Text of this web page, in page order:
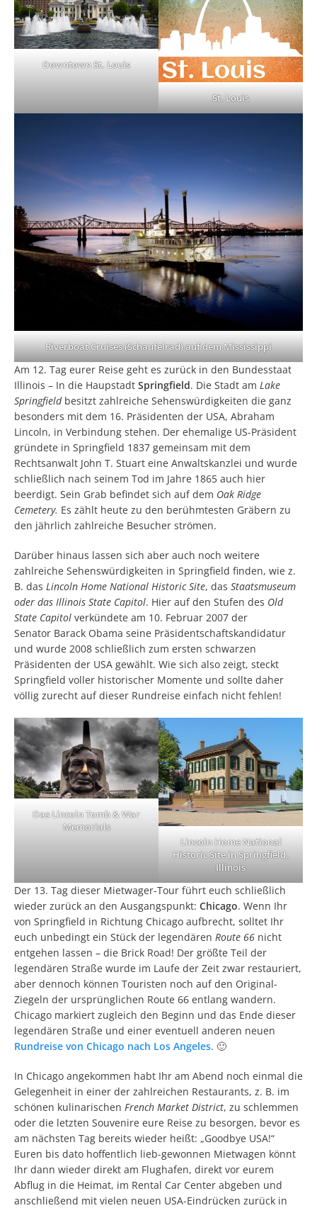
Downtown St. Louis
St. Louis
Riverboat Cruises (Schaufelrad) auf dem Mississippi
Am 12. Tag eurer Reise geht es zurück in den Bundesstaat
Illinois – In die Haupstadt Springfield. Die Stadt am Lake
Springfieldbesitzt zahlreiche Sehenswürdigkeiten die ganz
besonders mit dem 16. Präsidenten der USA, Abraham
Lincoln, in Verbindung stehen. Der ehemalige US-Präsident
gründete in Springfield 1837 gemeinsam mit dem
Rechtsanwalt John T. Stuart eine Anwaltskanzlei und wurde
schließlich nach seinem Tod im Jahre 1865 auch hier
beerdigt. Sein Grab befindet sich auf dem Oak Ridge
Cemetery. Es zählt heute zu den berühmtesten Gräbern zu
den jährlich zahlreiche Besucher strömen.
Darüber hinaus lassen sich aber auch noch weitere
zahlreiche Sehenswürdigkeiten in Springfield finden, wie z.
B. das Lincoln Home National Historic Site, das Staatsmuseum
oder das Illinois State Capitol. Hier auf den Stufen des Old
State Capitol verkündete am 10. Februar 2007 der
Senator Barack Obama seine Präsidentschaftskandidatur
und wurde 2008 schließlich zum ersten schwarzen
Präsidenten der USA gewählt. Wie sich also zeigt, steckt
Springfield voller historischer Momente und sollte daher
völlig zurecht auf dieser Rundreise einfach nicht fehlen!
Das Lincoln Tomb & War
Memorials
Lincoln Home National
Historic Site in Springfield,
Illinois
Der 13. Tag dieser Mietwager-Tour führt euch schließlich
wieder zurück an den Ausgangspunkt: Chicago. Wenn Ihr
von Springfield in Richtung Chicago aufbrecht, solltet Ihr
euch unbedingt ein Stück der legendären Route 66 nicht
entgehen lassen – die Brick Road! Der größte Teil der
legendären Straße wurde im Laufe der Zeit zwar restauriert,
aber dennoch können Touristen noch auf den Original-
Ziegeln der ursprünglichen Route 66 entlang wandern.
Chicago markiert zugleich den Beginn und das Ende dieser
legendären Straße und einer eventuell anderen neuen
Rundreise von Chicago nach Los Angeles. 🙂
In Chicago angekommen habt Ihr am Abend noch einmal die
Gelegenheit in einer der zahlreichen Restaurants, z. B. im
schönen kulinarischen French Market District, zu schlemmen
oder die letzten Souvenire eure Reise zu besorgen, bevor es
am nächsten Tag bereits wieder heißt: „Goodbye USA!“
Euren bis dato hoffentlich lieb-gewonnen Mietwagen könnt
Ihr dann wieder direkt am Flughafen, direkt vor eurem
Abflug in die Heimat, im Rental Car Center abgeben und
anschließend mit vielen neuen USA-Eindrücken zurück in